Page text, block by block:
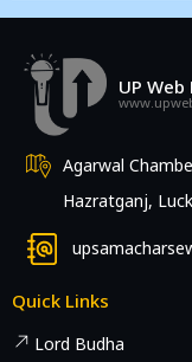
UP Web
Agarwal
Hazratganj,
Quick Links
Lord Budha